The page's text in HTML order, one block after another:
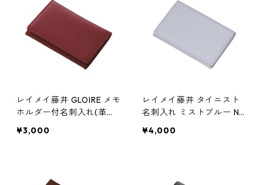
レイメイ藤井 GLOIRE メモ
ホルダー付名刺入れ(革製)
ル
¥3,000
レイメイ藤井 タイニスト
名刺入れ ミストブルー NN
¥4,000